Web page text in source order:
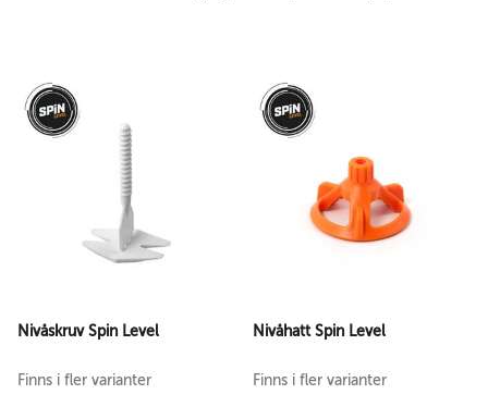
Nivåskruv Spin Level
Finns i fler varianter
Nivåhatt Spin Level
Finns i fler varianter